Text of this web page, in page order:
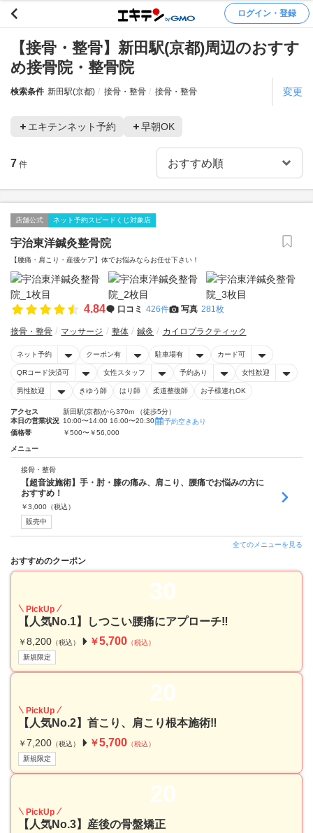
ログイン・登録
【接骨・整骨】新田駅(京都)周辺のおすす
め接骨院・整骨院
検索条件 新田駅(京都) 接骨・整骨 接骨・整骨 変更
エキテンネット予約 早朝OK
7 件
店舗公式 ネット予約スピードくじ対象店
宇治東洋鍼灸整骨院
【腰痛・肩こり・産後ケア】体でお悩みならお任せ下さい！
4.84 口コミ 426件 写真 281枚
接骨・整骨 マッサージ 整体 鍼灸 カイロプラクティック
ネット予約 クーポン有 駐車場有 カード可
QRコード決済可 女性スタッフ 予約あり 女性歓迎
男性歓迎 きゆう師 はり師 柔道整復師 お子様連れOK
アクセス
新田駅(京都)から370m （徒歩5分）
本日の営業状況 10:00〜14:00 16:00〜20:30
予約空きあり
価格帯
￥500〜￥56,000
メニュー
接骨・整骨
【超音波施術】手・肘・膝の痛み、肩こり、腰痛でお悩みの方に
おすすめ！
￥3,000 （税込）
販売中
全てのメニューを見る
おすすめのクーポン
30
PickUp
【人気No.1】しつこい腰痛にアプローチ‼︎
￥ 8,200 （税込） ￥5,700 （税込）
新規限定
20
PickUp
【人気No.2】首こり、肩こり根本施術‼︎
￥ 7,200 （税込） ￥5,700 （税込）
新規限定
20
PickUp
【人気No.3】産後の骨盤矯正